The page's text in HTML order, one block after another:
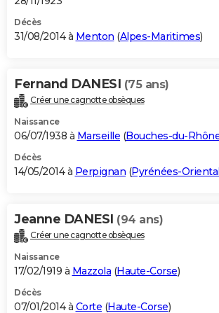
Décès
31/08/2014 à Menton (Alpes-Maritimes)
Fernand DANESI (75 ans)
Créer une cagnotte obsèques
Naissance
06/07/1938 à Marseille (Bouches-du-
Décès
14/05/2014 à Perpignan (Pyrénées-
Jeanne DANESI (94 ans)
Créer une cagnotte obsèques
Naissance
17/02/1919 à Mazzola (Haute-Corse)
Décès
07/01/2014 à Corte (Haute-Corse)